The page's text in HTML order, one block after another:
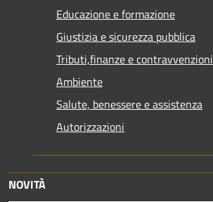
Educazione e formazione
Giustizia e sicurezza pubblica
Tributi,finanze e contravvenzioni
Ambiente
Salute, benessere e assistenza
Autorizzazioni
NOVITÀ